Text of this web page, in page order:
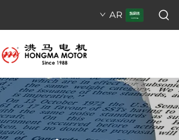
AR